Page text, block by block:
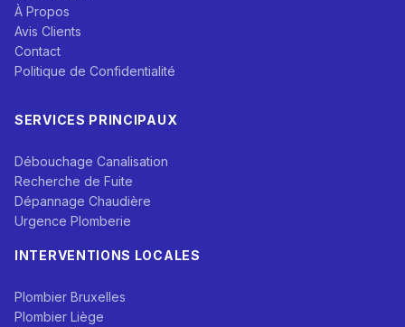
À Propos
Avis Clients
Contact
Politique de Confidentialité
SERVICES PRINCIPAUX
Débouchage Canalisation
Recherche de Fuite
Dépannage Chaudière
Urgence Plomberie
INTERVENTIONS LOCALES
Plombier Bruxelles
Plombier Liège